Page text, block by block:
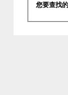
您要查找